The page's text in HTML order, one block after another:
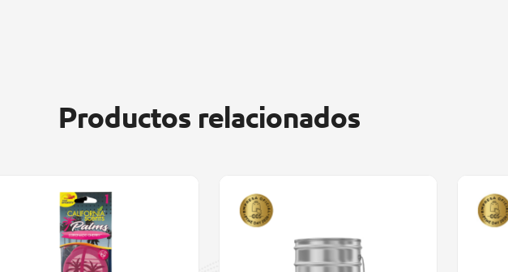
Productos relacionados